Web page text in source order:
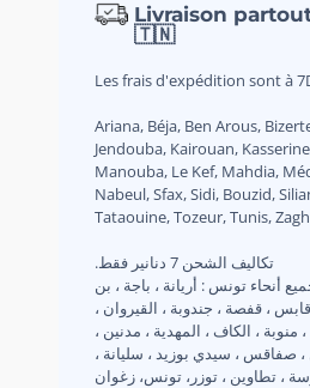
Livraison
🇹🇳
Les frais d'expédition sont à
Ariana, Béja, Ben Arous,
Jendouba, Kairouan,
Manouba, Le Kef, Mahdia,
Nabeul, Sfax, Sidi, Bouzid,
Tataouine, Tozeur, Tunis,
.تكاليف الشحن 7 دنانير فقط
أنحاء تونس : أريانة ، باجة ، بن
، قفصة ، جندوبة ، القيروان ،
منوبة ، الكاف ، المهدية ، مدنين ،
، صفاقس ، سيدي بوزيد ، سليانة ،
، تطاوين ، توزر، تونس، زغوان